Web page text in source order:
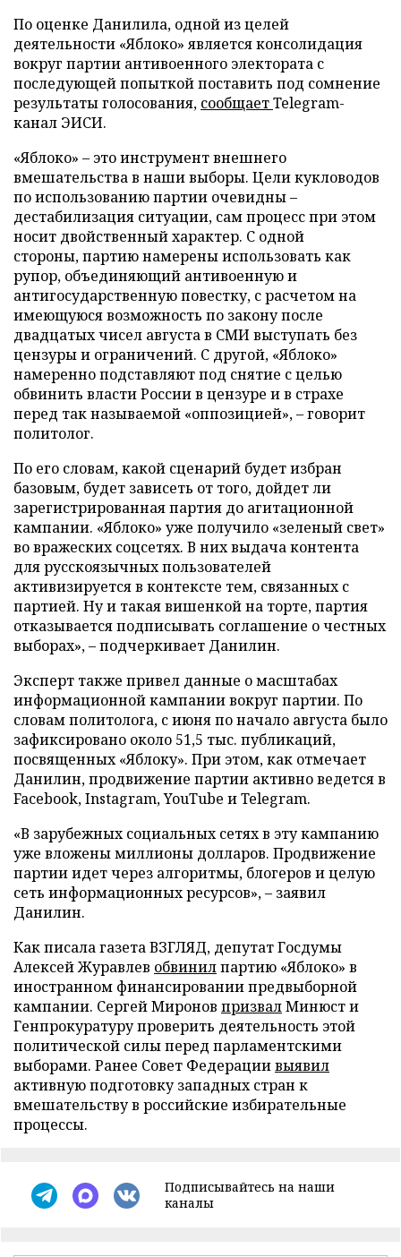
По оценке Данилила, одной из целей
деятельности «Яблоко» является консолидация
вокруг партии антивоенного электората с
последующей попыткой поставить под сомнение
результаты голосования, сообщаетTelegram-
канал ЭИСИ.
«Яблоко» – это инструмент внешнего
вмешательства в наши выборы. Цели кукловодов
по использованию партии очевидны –
дестабилизация ситуации, сам процесс при этом
носит двойственный характер. С одной
стороны, партию намерены использовать как
рупор, объединяющий антивоенную и
антигосударственную повестку, с расчетом на
имеющуюся возможность по закону после
двадцатых чисел августа в СМИ выступать без
цензуры и ограничений. С другой, «Яблоко»
намеренно подставляют под снятие с целью
обвинить власти России в цензуре и в страхе
перед так называемой «оппозицией», – говорит
политолог.
По его словам, какой сценарий будет избран
базовым, будет зависеть от того, дойдет ли
зарегистрированная партия до агитационной
кампании. «Яблоко» уже получило «зеленый свет»
во вражеских соцсетях. В них выдача контента
для русскоязычных пользователей
активизируется в контексте тем, связанных с
партией. Ну и такая вишенкой на торте, партия
отказывается подписывать соглашение о честных
выборах», – подчеркивает Данилин.
Эксперт также привел данные о масштабах
информационной кампании вокруг партии. По
словам политолога, с июня по начало августа было
зафиксировано около 51,5 тыс. публикаций,
посвященных «Яблоку». При этом, как отмечает
Данилин, продвижение партии активно ведется в
Facebook, Instagram, YouTube и Telegram.
«В зарубежных социальных сетях в эту кампанию
уже вложены миллионы долларов. Продвижение
партии идет через алгоритмы, блогеров и целую
сеть информационных ресурсов», – заявил
Данилин.
Как писала газета ВЗГЛЯД, депутат Госдумы
Алексей Журавлев обвинилпартию «Яблоко» в
иностранном финансировании предвыборной
кампании. Сергей Миронов призвалМинюст и
Генпрокуратуру проверить деятельность этой
политической силы перед парламентскими
выборами. Ранее Совет Федерациивыявил
активную подготовку западных стран к
вмешательству в российские избирательные
процессы.
Подписывайтесь на наши
каналы